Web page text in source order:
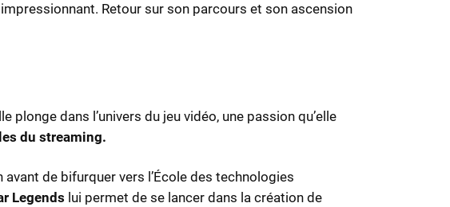
Retour sur son parcours et son ascension
plonge dans l’univers du jeu vidéo, une passion qu’elle
du streaming.
de bifurquer vers l’École des technologies
Legends lui permet de se lancer dans la création de